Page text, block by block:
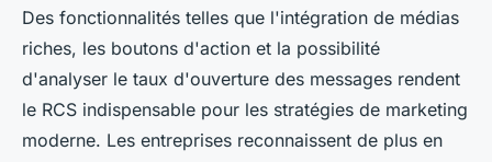
Des fonctionnalités telles que l'intégration de médias
riches, les boutons d'action et la possibilité
d'analyser le taux d'ouverture des messages rendent
le RCS indispensable pour les stratégies de marketing
moderne. Les entreprises reconnaissent de plus en